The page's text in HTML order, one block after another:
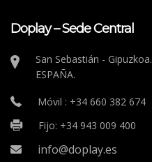
Doplay – Sede Central
San Sebastián - Gipuzkoa.
ESPAÑA.
Móvil : +34 660 382 674
Fijo: +34 943 009 400
info@doplay.es